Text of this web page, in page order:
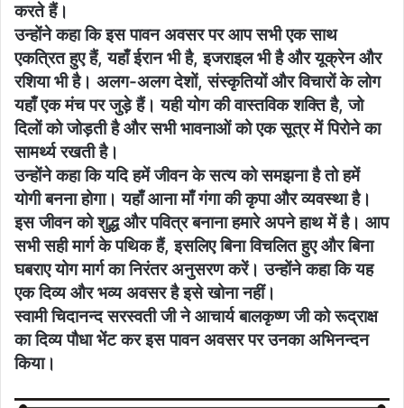
करते हैं।
उन्होंने कहा कि इस पावन अवसर पर आप सभी एक साथ
एकत्रित हुए हैं, यहाँ ईरान भी है, इजराइल भी है और यूक्रेन और
रशिया भी है। अलग-अलग देशों, संस्कृतियों और विचारों के लोग
यहाँ एक मंच पर जुड़े हैं। यही योग की वास्तविक शक्ति है, जो
दिलों को जोड़ती है और सभी भावनाओं को एक सूत्र में पिरोने का
सामर्थ्य रखती है।
उन्होंने कहा कि यदि हमें जीवन के सत्य को समझना है तो हमें
योगी बनना होगा। यहाँ आना माँ गंगा की कृपा और व्यवस्था है।
इस जीवन को शुद्ध और पवित्र बनाना हमारे अपने हाथ में है। आप
सभी सही मार्ग के पथिक हैं, इसलिए बिना विचलित हुए और बिना
घबराए योग मार्ग का निरंतर अनुसरण करें। उन्होंने कहा कि यह
एक दिव्य और भव्य अवसर है इसे खोना नहीं।
स्वामी चिदानन्द सरस्वती जी ने आचार्य बालकृष्ण जी को रूद्राक्ष
का दिव्य पौधा भेंट कर इस पावन अवसर पर उनका अभिनन्दन
किया।